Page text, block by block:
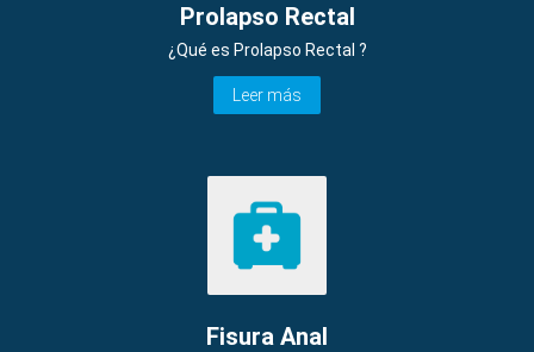
Prolapso Rectal
¿Qué es Prolapso Rectal ?
Leer más
Fisura Anal